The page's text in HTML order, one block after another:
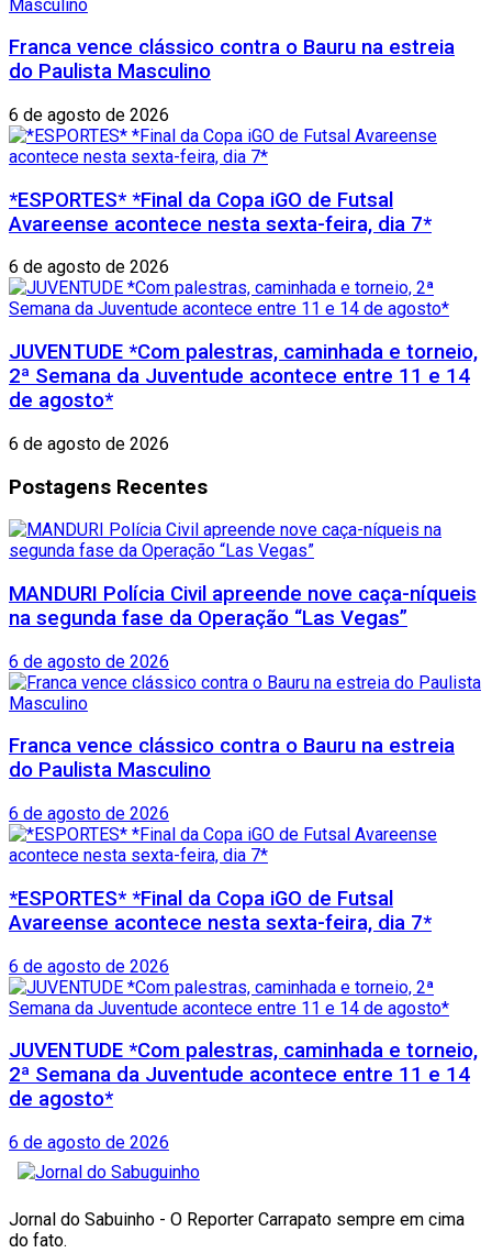
Franca vence clássico contra o Bauru na estreia
do Paulista Masculino
6 de agosto de 2026
*ESPORTES* *Final da Copa iGO de Futsal
Avareense acontece nesta sexta-feira, dia 7*
6 de agosto de 2026
JUVENTUDE *Com palestras, caminhada e torneio,
2ª Semana da Juventude acontece entre 11 e 14
de agosto*
6 de agosto de 2026
Postagens Recentes
MANDURI Polícia Civil apreende nove caça-níqueis
na segunda fase da Operação “Las Vegas”
6 de agosto de 2026
Franca vence clássico contra o Bauru na estreia
do Paulista Masculino
6 de agosto de 2026
*ESPORTES* *Final da Copa iGO de Futsal
Avareense acontece nesta sexta-feira, dia 7*
6 de agosto de 2026
JUVENTUDE *Com palestras, caminhada e torneio,
2ª Semana da Juventude acontece entre 11 e 14
de agosto*
6 de agosto de 2026
Jornal do Sabuinho - O Reporter Carrapato sempre em cima
do fato.